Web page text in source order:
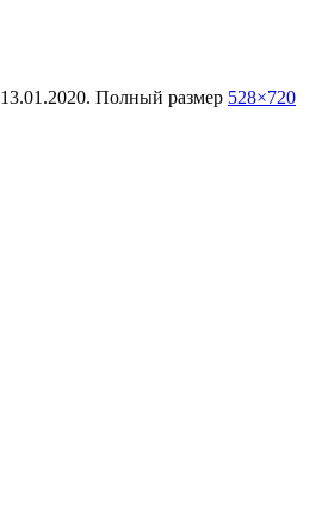
13.01.2020. Полный размер 528×720